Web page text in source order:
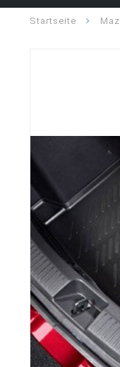
Startseite